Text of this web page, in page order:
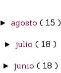
► agosto ( 15 )
► julio ( 18 )
► junio ( 18 )